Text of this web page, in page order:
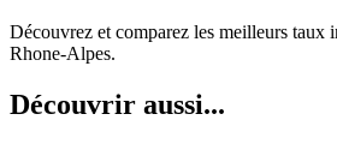
Découvrez et comparez les meilleurs taux
Rhone-Alpes.
Découvrir aussi...